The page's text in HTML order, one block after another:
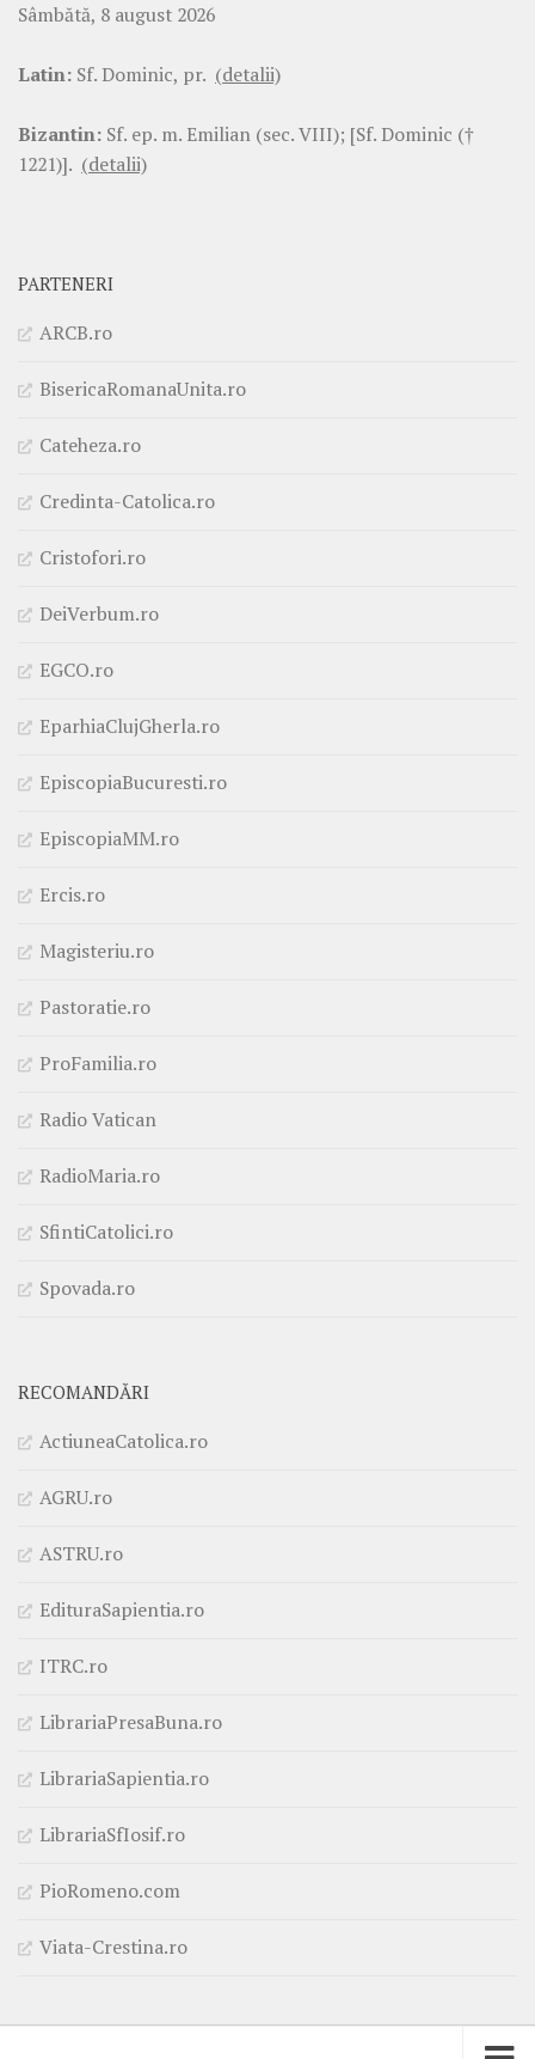
Sâmbătă, 8 august 2026
Latin: Sf. Dominic, pr. (detalii)
Bizantin: Sf. ep. m. Emilian (sec. VIII); [Sf. Dominic (†
1221)]. (detalii)
PARTENERI
ARCB.ro
BisericaRomanaUnita.ro
Cateheza.ro
Credinta-Catolica.ro
Cristofori.ro
DeiVerbum.ro
EGCO.ro
EparhiaClujGherla.ro
EpiscopiaBucuresti.ro
EpiscopiaMM.ro
Ercis.ro
Magisteriu.ro
Pastoratie.ro
ProFamilia.ro
Radio Vatican
RadioMaria.ro
SfintiCatolici.ro
Spovada.ro
RECOMANDĂRI
ActiuneaCatolica.ro
AGRU.ro
ASTRU.ro
EdituraSapientia.ro
ITRC.ro
LibrariaPresaBuna.ro
LibrariaSapientia.ro
LibrariaSfIosif.ro
PioRomeno.com
Viata-Crestina.ro